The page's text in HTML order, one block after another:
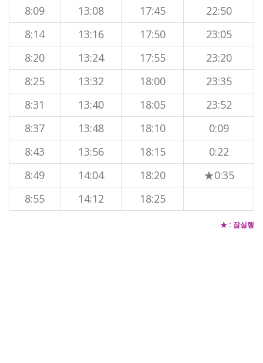
8:09 13:08 17:45
22:50
8:14
13:16 17:50
23:05
8:20
13:24 17:55
23:20
8:25
13:32 18:00
23:35
8:31
13:40 18:05
23:52
8:37
13:48 18:10
0:09
8:43
13:56 18:15
0:22
8:49
14:04 18:20
★0:35
8:55
14:12 18:25
★ : 잠실행